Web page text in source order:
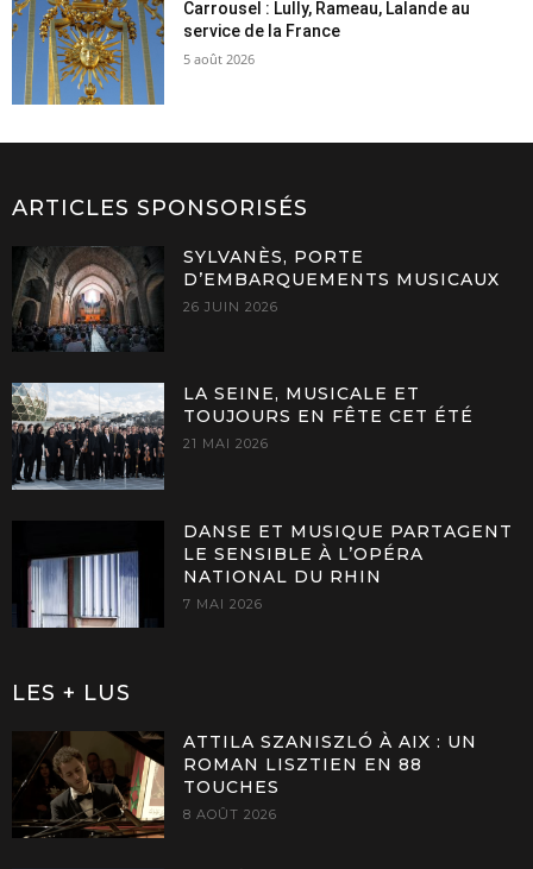
Carrousel : Lully, Rameau, Lalande au
service de la France
5 août 2026
ARTICLES SPONSORISÉS
SYLVANÈS, PORTE
D’EMBARQUEMENTS MUSICAUX
26 JUIN 2026
LA SEINE, MUSICALE ET
TOUJOURS EN FÊTE CET ÉTÉ
21 MAI 2026
DANSE ET MUSIQUE PARTAGENT
LE SENSIBLE À L’OPÉRA
NATIONAL DU RHIN
7 MAI 2026
LES + LUS
ATTILA SZANISZLÓ À AIX : UN
ROMAN LISZTIEN EN 88
TOUCHES
8 AOÛT 2026